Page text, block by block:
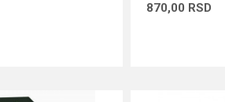
870,00 RSD